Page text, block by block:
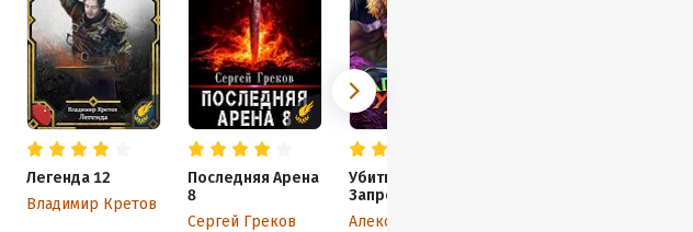
Легенда 12
Владимир Кретов
Последняя Арена
8
Сергей Греков
Убить топа 6.
Запределье
Александр Изотов